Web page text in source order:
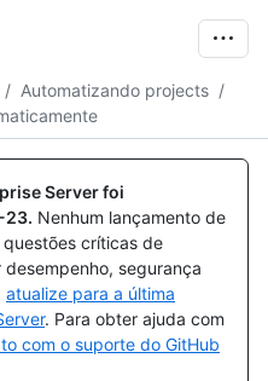
/ Automatizando projects /
Server foi
23. Nenhum lançamento de
críticas de
segurança
atualize para a última
. Para obter ajuda com
com o suporte do GitHub